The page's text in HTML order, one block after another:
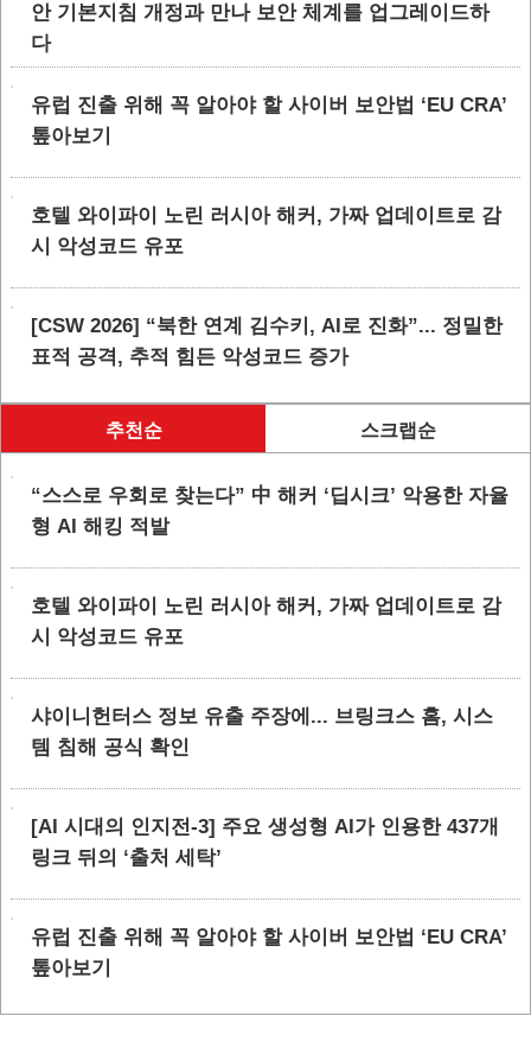
안 기본지침 개정과 만나 보안 체계를 업그레이드하
다
유럽 진출 위해 꼭 알아야 할 사이버 보안법 ‘EU CRA’
톺아보기
호텔 와이파이 노린 러시아 해커, 가짜 업데이트로 감
시 악성코드 유포
[CSW 2026] “북한 연계 김수키, AI로 진화”... 정밀한
표적 공격, 추적 힘든 악성코드 증가
추천순 스크랩순
“스스로 우회로 찾는다” 中 해커 ‘딥시크’ 악용한 자율
형 AI 해킹 적발
호텔 와이파이 노린 러시아 해커, 가짜 업데이트로 감
시 악성코드 유포
샤이니헌터스 정보 유출 주장에... 브링크스 홈, 시스
템 침해 공식 확인
[AI 시대의 인지전-3] 주요 생성형 AI가 인용한 437개
링크 뒤의 ‘출처 세탁’
유럽 진출 위해 꼭 알아야 할 사이버 보안법 ‘EU CRA’
톺아보기